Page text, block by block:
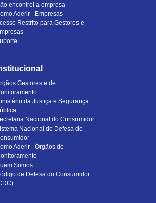
encontrei a empresa
Aderir - Empresas
Restrito para Gestores e
Gestores e de
da Justiça e Segurança
Nacional do Consumidor
Nacional de Defesa do
Aderir - Órgãos de
Somos
de Defesa do Consumidor